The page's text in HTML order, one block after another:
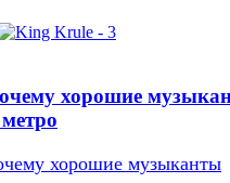
хорошие